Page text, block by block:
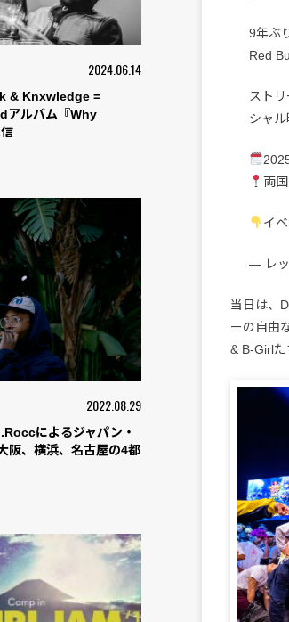
2024.06.14
& Knxwledge =
アルバム『Why
2022.08.29
によるジャパン・
阪、横浜、名古屋の4都
9年ぶ
Red
スト
シャ
両
イ
— レッ
当日は、
ーの自由
& B-Girlた